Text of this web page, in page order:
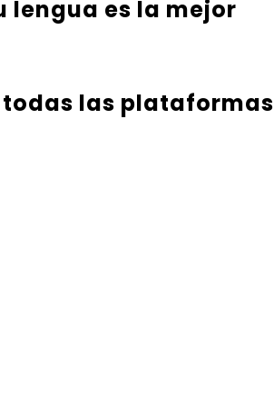
lengua es la mejor
las plataformas